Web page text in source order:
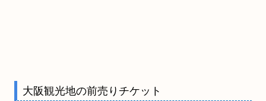
大阪観光地の前売りチケット